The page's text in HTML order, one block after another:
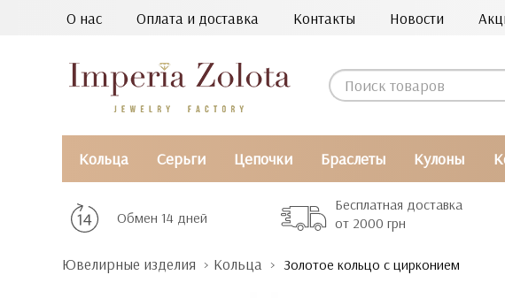
О нас Оплата и доставка Контакты Новости
Кольца Серьги Цепочки Браслеты Кулоны
Обмен 14 дней
Бесплатная доставка
от 2000 грн
Ювелирные изделия Кольца Золотое кольцо с цирконием